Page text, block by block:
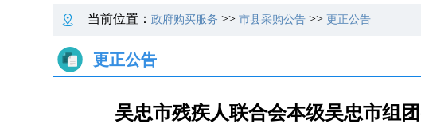
当前位置： 政府购买服务 >> 市县采购公告 >> 更正公告
更正公告
吴忠市残疾人联合会本级吴忠市组